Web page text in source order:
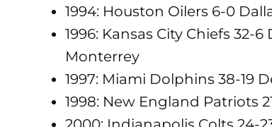
1994: Houston Oilers 6-0
1996: Kansas City Chiefs 32-
Monterrey
1997: Miami Dolphins 38-19
1998: New England Patriots